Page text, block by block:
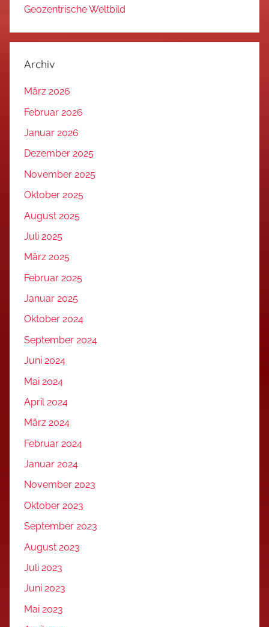
Geozentrische Weltbild
Archiv
März 2026
Februar 2026
Januar 2026
Dezember 2025
November 2025
Oktober 2025
August 2025
Juli 2025
März 2025
Februar 2025
Januar 2025
Oktober 2024
September 2024
Juni 2024
Mai 2024
April 2024
März 2024
Februar 2024
Januar 2024
November 2023
Oktober 2023
September 2023
August 2023
Juli 2023
Juni 2023
Mai 2023